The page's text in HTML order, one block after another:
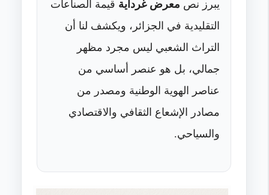
يبرز نص معرض غرداية قيمة الصناعات
التقليدية في الجزائر، ويكشف لنا أن
التراث الشعبي ليس مجرد مظهر
جمالي، بل هو عنصر أساسي من
عناصر الهوية الوطنية ومصدر من
مصادر الإشعاع الثقافي والاقتصادي
والسياحي.